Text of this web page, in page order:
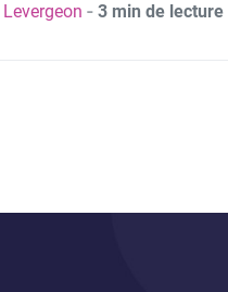
‐ 3 min de lecture